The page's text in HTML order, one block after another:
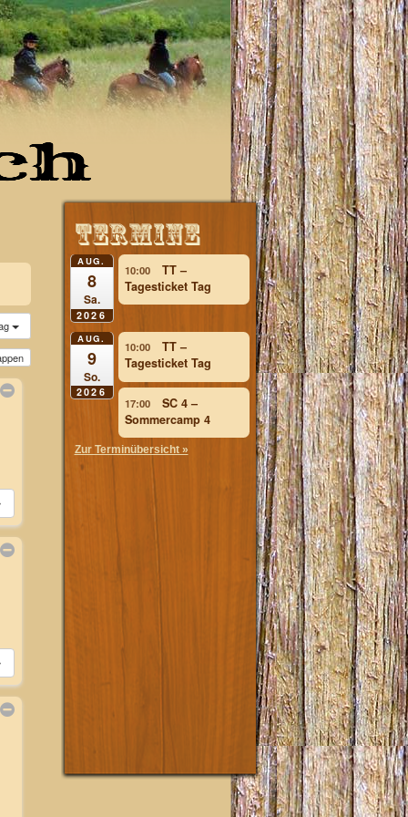
AUG.
8
Sa.
2026
10:00
TT –
Tagesticket Tag
AUG.
9
So.
2026
10:00
TT –
Tagesticket Tag
17:00
SC 4 –
Sommercamp 4
Zur Terminübersicht »
lg